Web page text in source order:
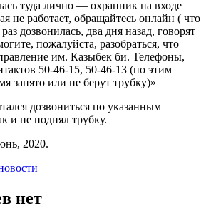
туда лично — охранник на входе
не работает, обращайтесь онлайн ( что
дозвонилась, два дня назад, говорят
пожалуйста, разобраться, что
им. Казыбек би. Телефоны,
50-46-15, 50-46-13 (по этим
занято или не берут трубку)»
дозвониться по указанным
и не поднял трубку.
2020.
нет